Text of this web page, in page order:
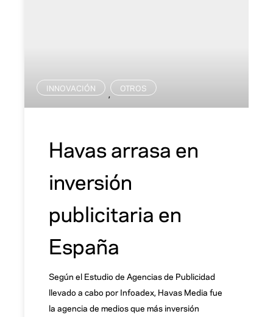
INNOVACIÓN , OTROS
Havas arrasa en
inversión
publicitaria en
España
Según el Estudio de Agencias de Publicidad
llevado a cabo por Infoadex, Havas Media fue
la agencia de medios que más inversión